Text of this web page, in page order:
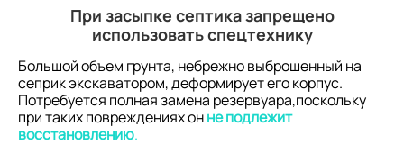
При засыпке септика запрещено
использовать спецтехнику
Большой объем грунта, небрежно выброшенный на
сеприк экскаватором, деформирует его корпус.
Потребуется полная замена резервуара,поскольку
при таких повреждениях онне подлежит
восстановлению.